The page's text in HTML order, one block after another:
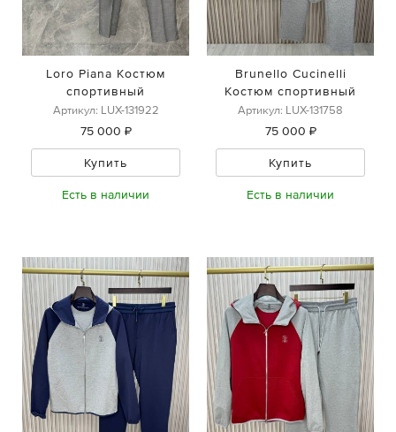
Loro Piana Костюм
спортивный
Артикул: LUX-131922
75 000 ₽
Купить
Есть в наличии
Brunello Cucinelli
Костюм спортивный
Артикул: LUX-131758
75 000 ₽
Купить
Есть в наличии